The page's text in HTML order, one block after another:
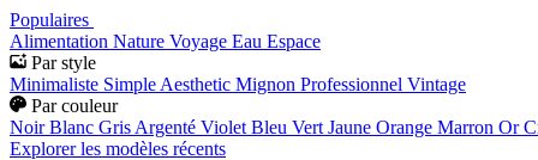
Populaires
Alimentation Nature Voyage Eau Espace
Par style
Minimaliste Simple Aesthetic Mignon Professionnel Vintage
Par couleur
Noir Blanc Gris Argenté Violet Bleu Vert Jaune Orange Marron Or
Explorer les modèles récents